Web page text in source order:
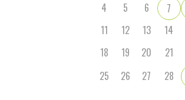
4
5 6 7
11
12 13 14
18
19 20 21
25
26 27 28